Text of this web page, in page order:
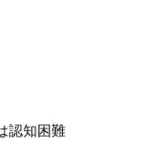
認知困難